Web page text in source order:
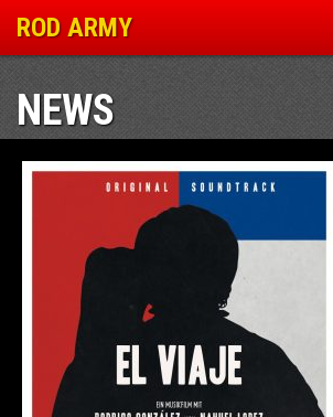
ROD ARMY
NEWS